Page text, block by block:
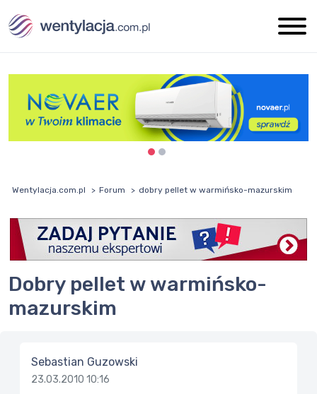
Wentylacja.com.pl Forum dobry pellet w warmińsko-mazurskim
dobry pellet w warmińsko-
mazurskim
Sebastian Guzowski
23.03.2010 10:16